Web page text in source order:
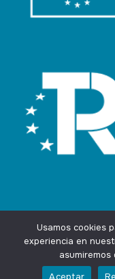
Design byAgencia
Usamos cookies
experiencia en
Aceptar